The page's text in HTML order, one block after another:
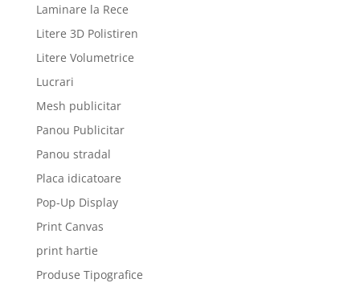
Laminare la Rece
Litere 3D Polistiren
Litere Volumetrice
Lucrari
Mesh publicitar
Panou Publicitar
Panou stradal
Placa idicatoare
Pop-Up Display
Print Canvas
print hartie
Produse Tipografice